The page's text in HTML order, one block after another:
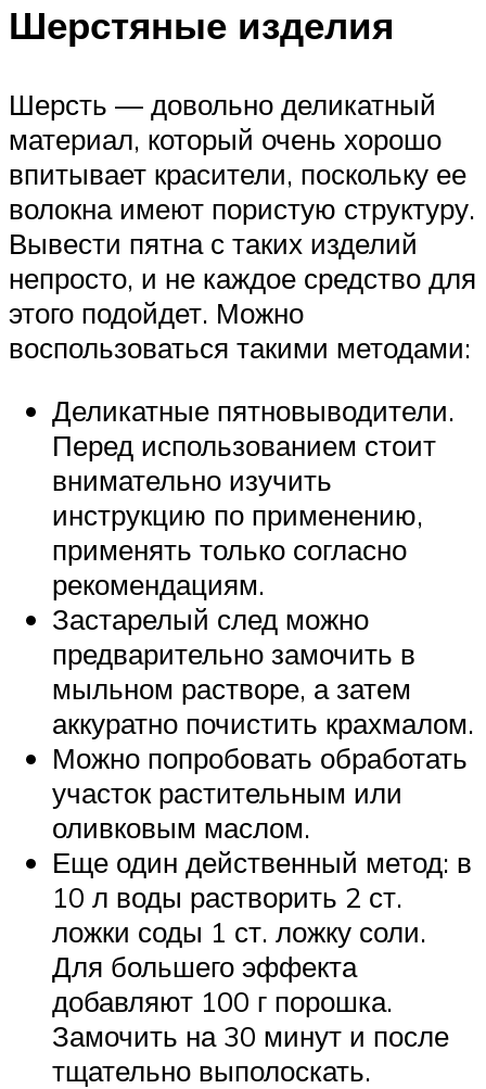
Шерстяные изделия
Шерсть — довольно деликатный
материал, который очень хорошо
впитывает красители, поскольку ее
волокна имеют пористую структуру.
Вывести пятна с таких изделий
непросто, и не каждое средство для
этого подойдет. Можно
воспользоваться такими методами:
Деликатные пятновыводители.
Перед использованием стоит
внимательно изучить
инструкцию по применению,
применять только согласно
рекомендациям.
Застарелый след можно
предварительно замочить в
мыльном растворе, а затем
аккуратно почистить крахмалом.
Можно попробовать обработать
участок растительным или
оливковым маслом.
Еще один действенный метод: в
10 л воды растворить 2 ст.
ложки соды 1 ст. ложку соли.
Для большего эффекта
добавляют 100 г порошка.
Замочить на 30 минут и после
тщательно выполоскать.